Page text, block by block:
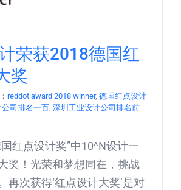
荣获2018德国红
奖
reddot award 2018 winner, 德国红点设计
司排名一百, 深圳工业设计公司排名前
红点设计奖”中10^N设计一
奖！光荣和梦想同在，挑战
再次获得‘红点设计大奖’是对